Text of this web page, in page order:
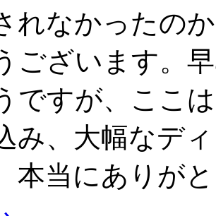
れなかったの
ございます。
ですが、ここ
み、大幅なデ
本当にありが